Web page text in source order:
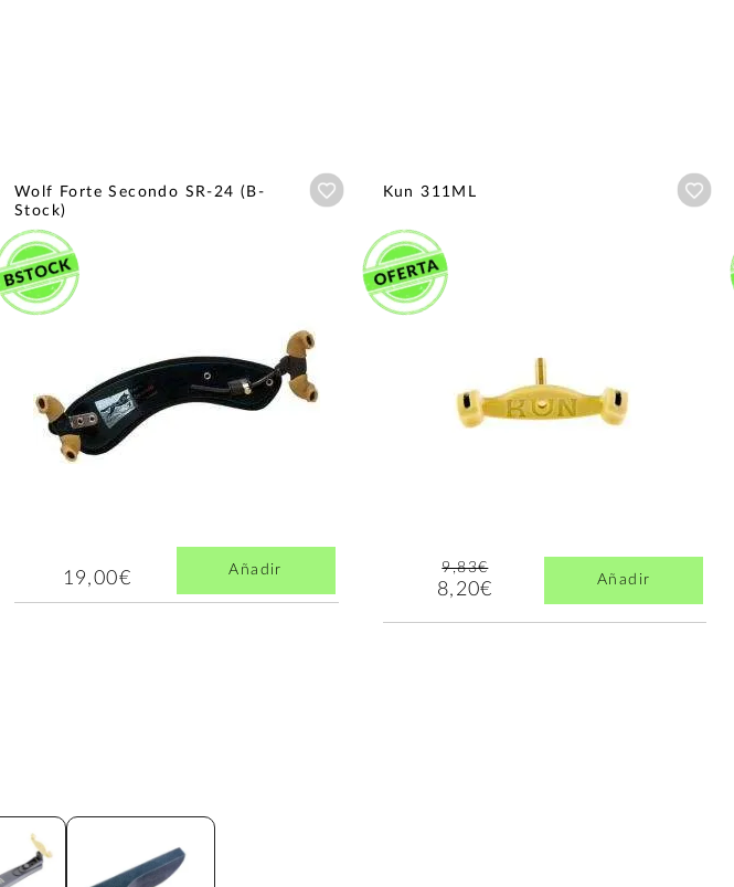
a wishlist
Wolf Forte Secondo SR-24 (B-
Stock)
Añadir a wishlist
19,00€ Añadir
Kun 311ML
9,83€
8,20€ Añadir